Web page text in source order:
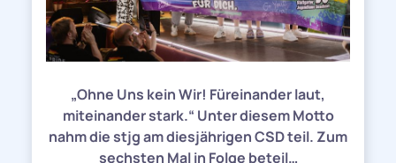
„Ohne Uns kein Wir! Füreinander laut,
miteinander stark.“ Unter diesem Motto
nahm die stjg am diesjährigen CSD teil. Zum
sechsten Mal in Folge beteil…